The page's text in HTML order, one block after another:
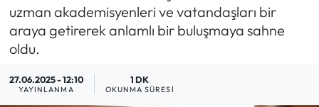
uzman akademisyenleri ve vatandaşları bir
araya getirerek anlamlı bir buluşmaya sahne
oldu.
27.06.2025 - 12:10
YAYINLANMA
1 DK
OKUNMA SÜRESI